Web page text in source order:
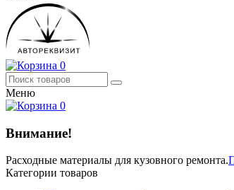
0
Меню
0
Внимание!
Расходные материалы для кузовного ремонта.
Категории товаров